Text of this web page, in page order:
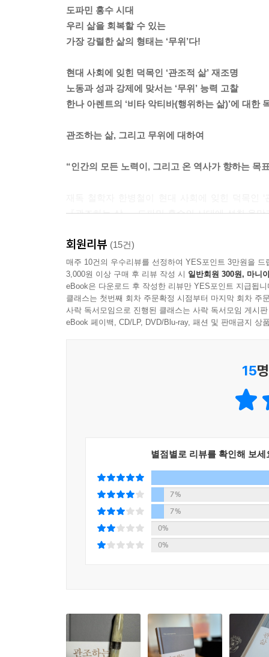
도파민 홍수 시대
우리 삶을 회복할 수 있는
가장 강렬한 삶의 형태는 ‘무위’다!
현대 사회에 잊힌 덕목인 ‘관조적 삶’ 재조명
노동과 성과 강제에 맞서는 ‘무위’ 능력 고찰
한나 아렌트의 ‘비타 악티바(행위하는 삶)’에 대한
관조하는 삶, 그리고 무위에 대하여
“인간의 모든 노력이, 그리고 온 역사가 향하는 목
『관조하는 삶』. 도파민 홍수의 시대에 성취 욕
참모습을 바라볼 것(관조觀照)을 주문한다.
한병철에 따르면, 오늘날 성과사회의 잔인한 경쟁
‘존재 결핍’을 메우기 위해 더 바쁘게 일하고, 더
더 많은 노동, 성취, 소비, 자극을 의미한다. 하지
진단한다. 오히려 “아무것도 생산하지 않는 무위”
와 『피로사회』, 『오늘날 혁명은 왜 불가능한
의 글과 주요 개념들을 폭넓게 인용, 또는 반박하
“모든 것이 단기적이고, 호흡이 짧고, 근시안적
무언가가 천천히 익어갈 수 있을 텐데 말이다.”
‘무위하는 삶’을 살라니, ‘관조적인 쉼’을 가지
눈길이 갈 테고, 한껏 게으름을 즐기고 싶은 사
구조, 고유한 찬란함, 고유한 마법”을 지니고 있
오히려 “참된 행복은 목적 없고 효용 없는 것 덕
것, 아무것에도 유용하지 않고 아무것에도 종사
회원리뷰 (15건)
매주 10건의 우수리뷰를 선정하여 YES포인트 3만원을 드
3,000원 이상 구매 후 리뷰 작성 시 일반회원 300원, 마니
eBook은 다운로드 후 작성한 리뷰만 YES포인트 지급됩니
클래스는 첫번째 회차 주문확정 시점부터 마지막 회차 주
사락 독서모임으로 진행된 클래스는 사락 독서모임 게시
eBook 페이백, CD/LP, DVD/Blu-ray, 패션 및 판매금지 상
15
별점별로 리뷰를 확인해 보세
7%
7%
0%
0%